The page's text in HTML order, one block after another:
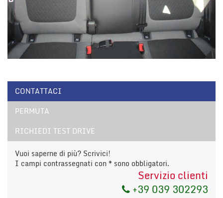
CONTATTACI
PERMUTA
RICHIEDI TEST DRIVE
Vuoi saperne di più? Scrivici!
I campi contrassegnati con * sono obbligatori.
Servizio clienti
+39 039 302293